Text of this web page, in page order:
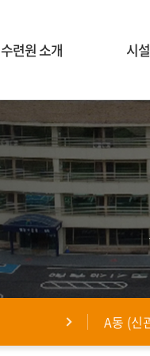
수련원 소개 시
A동 (신